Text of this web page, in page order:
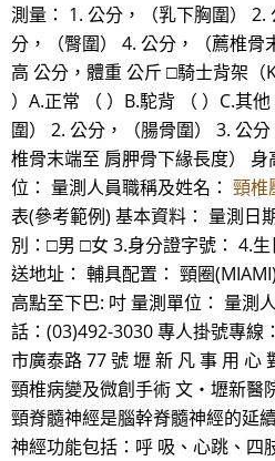
測量： 1. 公分，（乳下胸圍） 2.
分，（臀圍） 4. 公分，（薦椎骨
高 公分，體重 公斤 □騎士背架
）A.正常 （ ）B.駝背 （ ）C.其
圍） 2. 公分，（腸骨圍） 3. 公
椎骨末端至 肩胛骨下緣長度）
位： 量測人員職稱及姓名： 頸椎
表(參考範例) 基本資料： 量測日
別：□男 □女 3.身分證字號： 4.
送地址： 輔具配置： 頸圈
高點至下巴: 吋 量測單位： 量測
話：(03)492-3030 專人掛號專線
市廣泰路 77 號 壢 新 凡 事 用 心
頸椎病變及微創手術 文‧壢新醫
頸脊髓神經是腦幹脊髓神經的延
神經功能包括：呼 吸、心跳、四